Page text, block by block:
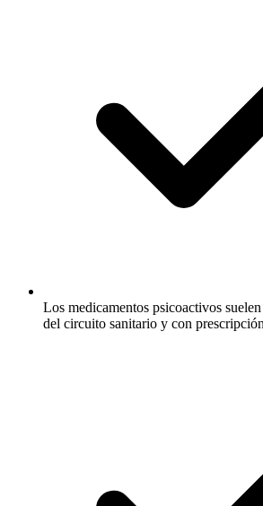
Los medicamentos psicoactivos
del circuito sanitario y con